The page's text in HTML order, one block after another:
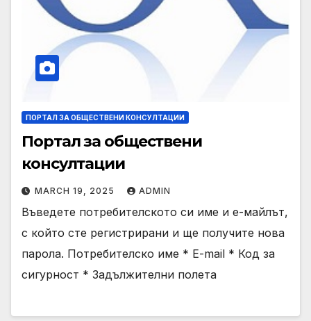
ПОРТАЛ ЗА ОБЩЕСТВЕНИ КОНСУЛТАЦИИ
Портал за обществени
консултации
MARCH 19, 2025 ADMIN
Въведете потребителското си име и е-майлът,
с който сте регистрирани и ще получите нова
парола. Потребителско име * E-mail * Код за
сигурност * Задължителни полета